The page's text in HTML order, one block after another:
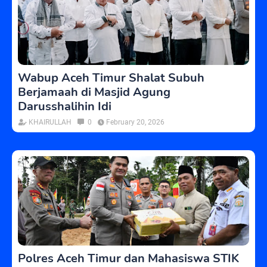
Wabup Aceh Timur Shalat Subuh
Berjamaah di Masjid Agung
Darusshalihin Idi
KHAIRULLAH 0 February 20, 2026
Polres Aceh Timur dan Mahasiswa STIK